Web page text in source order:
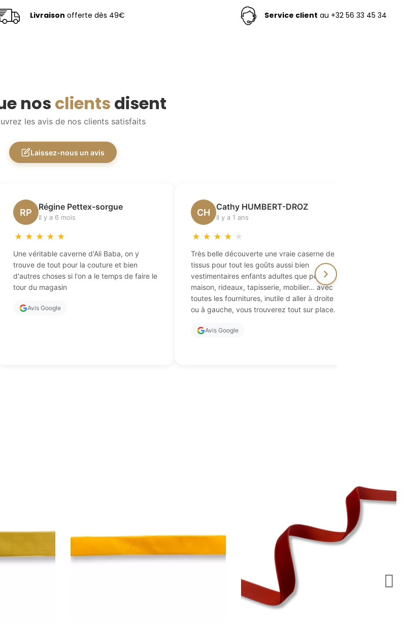
Livraison offerte dès 49€ Service client au +32 56 33 45 34
nosclients disent
les avis de nos clients satisfaits
Laissez-nous un avis
RP
Régine Pettex-sorgue
Il y a 6 mois
★ ★ ★ ★ ★
Une véritable caverne d'Ali Baba, on y
trouve de tout pour la couture et bien
d'autres choses si l'on a le temps de faire le
tour du magasin
Avis Google
CH
Cathy HUMBERT-DROZ
Il y a 1 ans
★ ★ ★ ★ ★
Très belle découverte une vraie caserne de
tissus pour tout les goûts aussi bien
vestimentaires enfants adultes que pour la
maison, rideaux, tapisserie, mobilier... avec
toutes les fournitures, inutile d aller à droite
ou à gauche, vous trouverez tout sur place.
Avis Google